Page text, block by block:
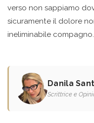
verso non sappiamo
sicuramente il dolore
ineliminabile compagno.
Danila
Scrittrice e